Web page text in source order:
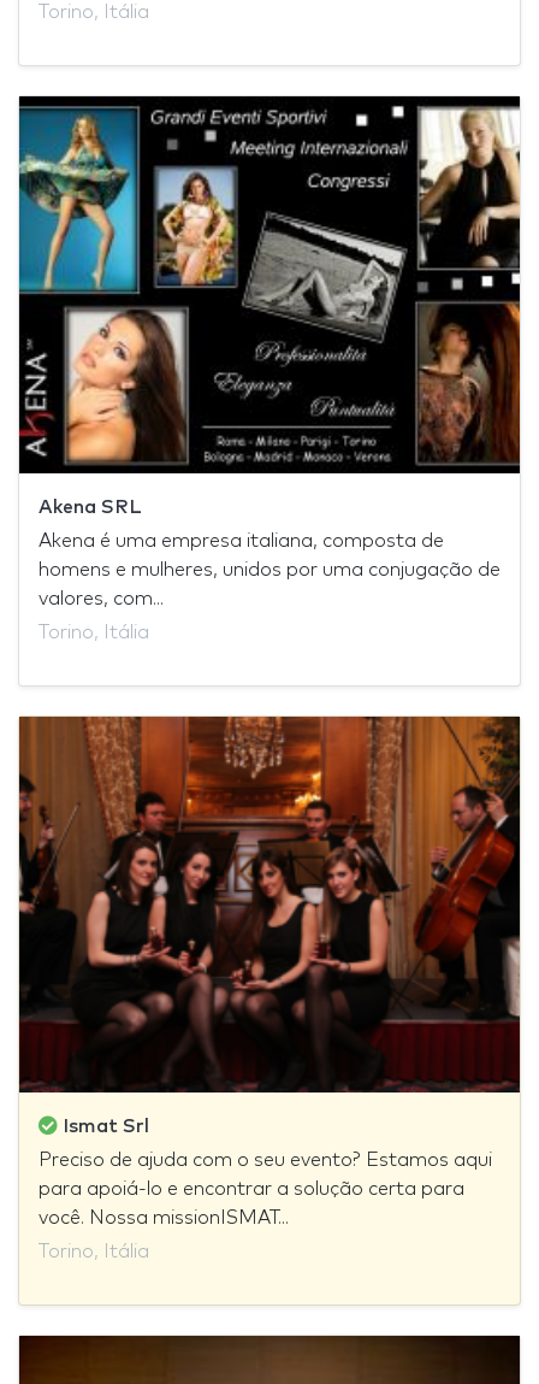
Torino, Itália
Akena SRL
Akena é uma empresa italiana, composta de
homens e mulheres, unidos por uma conjugação de
valores, com...
Torino, Itália
Ismat Srl
Preciso de ajuda com o seu evento? Estamos aqui
para apoiá-lo e encontrar a solução certa para
você. Nossa missionISMAT...
Torino, Itália